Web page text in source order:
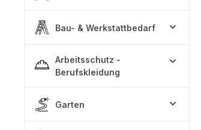
Bau- & Werkstattbedarf
Arbeitsschutz -
Berufskleidung
Garten